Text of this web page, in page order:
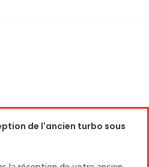
de l'ancien turbo sous